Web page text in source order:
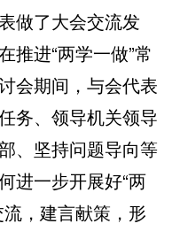
做了大会交流发
推进“两学一做”常
会期间，与会代表
务、领导机关领导
、坚持问题导向等
进一步开展好“两
，建言献策，形